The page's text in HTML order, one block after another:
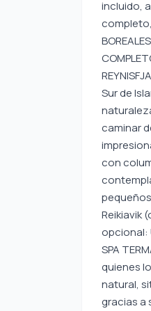
incluido,
completo,
Sur de
caminar
con
Reikiavik
opcional:
SPA
quienes
natural,
gracias a